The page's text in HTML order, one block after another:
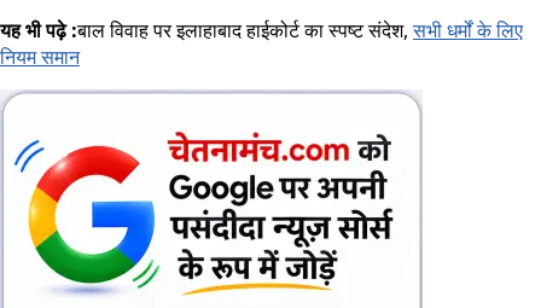
यह भी पढ़े :बाल विवाह पर इलाहाबाद हाईकोर्ट का स्पष्ट संदेश,सभी धर्मों के लिए
नियम समान